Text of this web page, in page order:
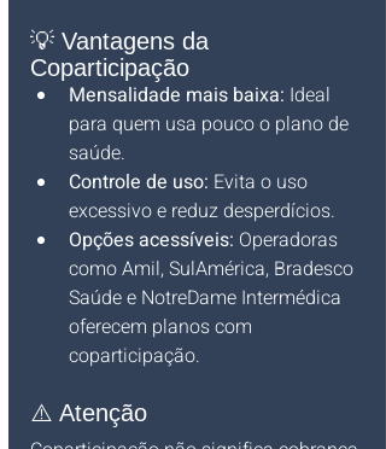
💡 Vantagens da
Coparticipação
Mensalidade mais baixa: Ideal
para quem usa pouco o plano de
saúde.
Controle de uso: Evita o uso
excessivo e reduz desperdícios.
Opções acessíveis: Operadoras
como Amil, SulAmérica, Bradesco
Saúde e NotreDame Intermédica
oferecem planos com
coparticipação.
⚠️ Atenção